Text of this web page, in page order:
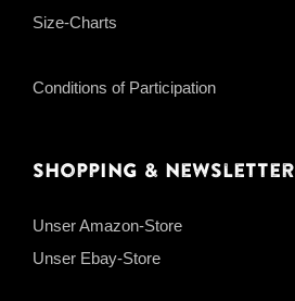
Size-Charts
Conditions of Participation
Shopping & Newsletter
Unser Amazon-Store
Unser Ebay-Store